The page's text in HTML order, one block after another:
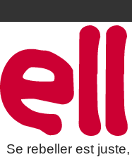
Se rebeller est